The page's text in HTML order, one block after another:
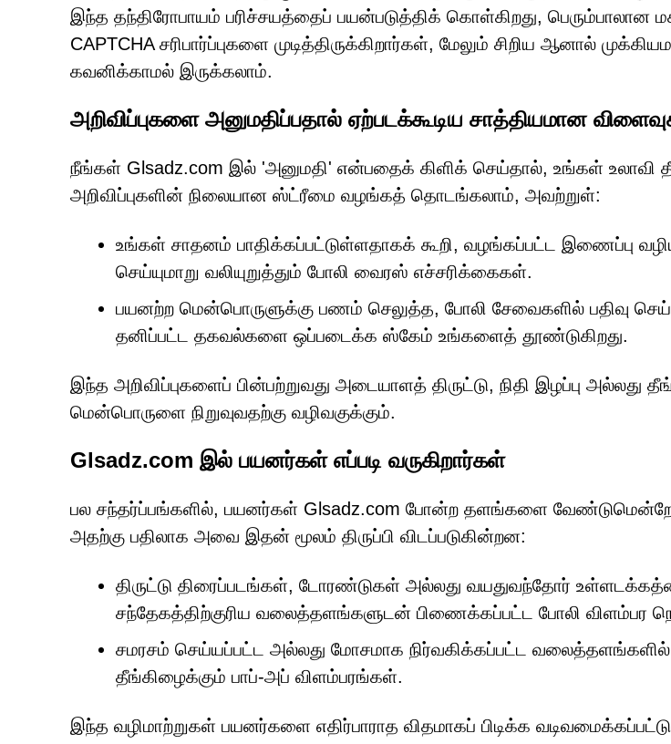
இந்த தந்திரோபாயம் பரிச்சயத்தைப் பயன்படுத்திக் கொள்கிறது, பெரும்பாலான
CAPTCHA சரிபார்ப்புகளை முடித்திருக்கிறார்கள், மேலும் சிறிய ஆனால்
கவனிக்காமல் இருக்கலாம்.
அறிவிப்புகளை அனுமதிப்பதால் ஏற்படக்கூடிய சாத்தியமான
நீங்கள் Glsadz.com இல் 'அனுமதி' என்பதைக் கிளிக் செய்தால், உங்கள் உலாவி
அறிவிப்புகளின் நிலையான ஸ்ட்ரீமை வழங்கத் தொடங்கலாம், அவற்றுள்:
உங்கள் சாதனம் பாதிக்கப்பட்டுள்ளதாகக் கூறி, வழங்கப்பட்ட இணைப்பு
செய்யுமாறு வலியுறுத்தும் போலி வைரஸ் எச்சரிக்கைகள்.
பயனற்ற மென்பொருளுக்கு பணம் செலுத்த, போலி சேவைகளில் பதிவு
தனிப்பட்ட தகவல்களை ஒப்படைக்க ஸ்கேம் உங்களைத் தூண்டுகிறது.
இந்த அறிவிப்புகளைப் பின்பற்றுவது அடையாளத் திருட்டு, நிதி இழப்பு அல்லது
மென்பொருளை நிறுவுவதற்கு வழிவகுக்கும்.
Glsadz.com இல் பயனர்கள் எப்படி வருகிறார்கள்
பல சந்தர்ப்பங்களில், பயனர்கள் Glsadz.com போன்ற தளங்களை வேண்டுமென்றே
அதற்கு பதிலாக அவை இதன் மூலம் திருப்பி விடப்படுகின்றன:
திருட்டு திரைப்படங்கள், டோரண்டுகள் அல்லது வயதுவந்தோர்
சந்தேகத்திற்குரிய வலைத்தளங்களுடன் பிணைக்கப்பட்ட போலி விளம்பர
சமரசம் செய்யப்பட்ட அல்லது மோசமாக நிர்வகிக்கப்பட்ட வலைத்தளங்களில்
தீங்கிழைக்கும் பாப்-அப் விளம்பரங்கள்.
இந்த வழிமாற்றுகள் பயனர்களை எதிர்பாராத விதமாகப் பிடிக்க